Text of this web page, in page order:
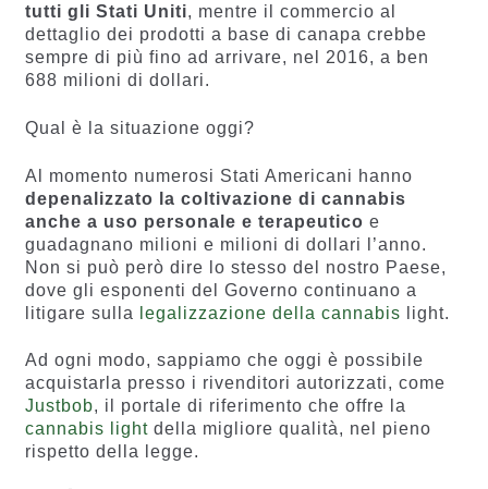
tutti gli Stati Uniti, mentre il commercio al
dettaglio dei prodotti a base di canapa crebbe
sempre di più fino ad arrivare, nel 2016, a ben
688 milioni di dollari.
Qual è la situazione oggi?
Al momento numerosi Stati Americani hanno
depenalizzato la coltivazione di cannabis
anche a uso personale e terapeutico e
guadagnano milioni e milioni di dollari l’anno.
Non si può però dire lo stesso del nostro Paese,
dove gli esponenti del Governo continuano a
litigare sulla legalizzazione della cannabis light.
Ad ogni modo, sappiamo che oggi è possibile
acquistarla presso i rivenditori autorizzati, come
Justbob, il portale di riferimento che offre la
cannabis lightdella migliore qualità, nel pieno
rispetto della legge.